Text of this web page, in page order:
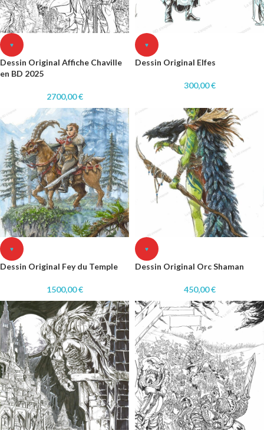
♥
Dessin Original Affiche Chaville
en BD 2025
2700,00€
♥
Dessin Original Elfes
300,00€
♥
Dessin Original Fey du Temple
1500,00€
♥
Dessin Original Orc Shaman
450,00€